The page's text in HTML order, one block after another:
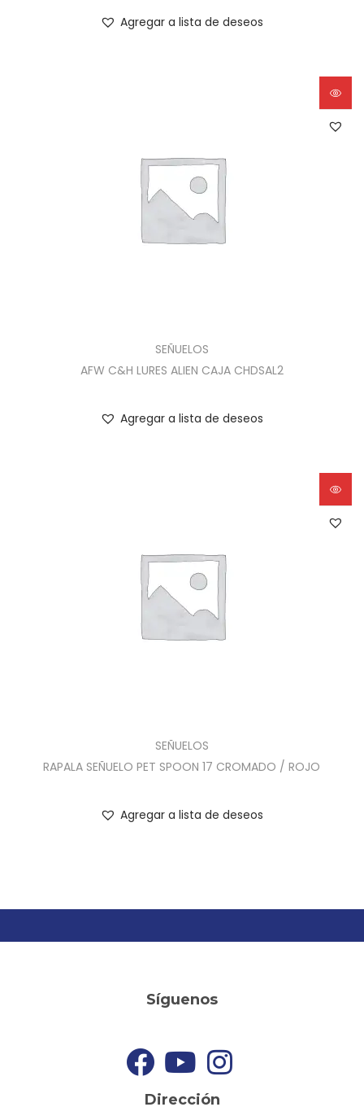
Agregar a lista de deseos
SEÑUELOS
AFW C&H LURES ALIEN CAJA CHDSAL2
Agregar a lista de deseos
SEÑUELOS
RAPALA SEÑUELO PET SPOON 17 CROMADO / ROJO
Agregar a lista de deseos
Síguenos
Dirección